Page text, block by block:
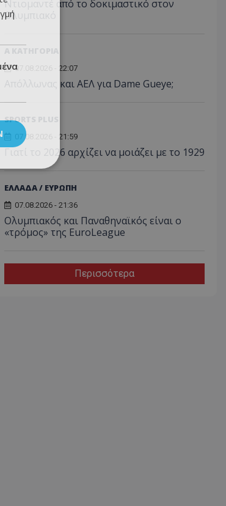
Ντιομαντέ από το δοκιμαστικό στον
Ολυμπιακό
07.08.2026 - 22:07
Απόλλωνας και ΑΕΛ για Dame Gueye;
SPORTS PLUS
07.08.2026 - 21:59
Γιατί το 2026 αρχίζει να μοιάζει με το 1929
ΕΛΛΑΔΑ / ΕΥΡΩΠΗ
07.08.2026 - 21:36
Ολυμπιακός και Παναθηναϊκός είναι ο
«τρόμος» της EuroLeague
Περισσότερα